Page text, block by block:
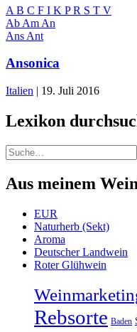
A B C F I K PR S T V
Ab Am An
Ans Ant
Ansonica
Italien | 19. Juli 2016
Lexikon
Suche
Aus meinem
EUR
Naturherb (Sekt)
Aroma
Deutscher Landwein
Roter Glühwein
Rebsorte Baden